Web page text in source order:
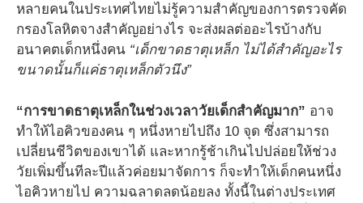
หลายคนในประเทศไทยไม่รู้ความสำคัญของการตรวจคัด
กรองโลหิตจางสำคัญอย่างไร จะส่งผลต่ออะไรบ้างกับ
อนาคตเด็กหนึ่งคน “เด็กขาดธาตุเหล็ก ไม่ได้สำคัญอะไร
ขนาดนั้นก็แค่ธาตุเหล็กตัวนึง”
“การขาดธาตุเหล็กในช่วงเวลาวัยเด็กสำคัญมาก” อาจ
ทำให้ไอคิวของคน ๆ หนึ่งหายไปถึง 10 จุด ซึ่งสามารถ
เปลี่ยนชีวิตของเขาได้ และหากรู้ช้าเกินไปปล่อยให้ช่วง
วัยเพิ่มขึ้นทีละปีแล้วค่อยมาจัดการ ก็จะทำให้เด็กคนหนึ่ง
ไอคิวหายไป ความฉลาดลดน้อยลง ทั้งนี้ในต่างประเทศ